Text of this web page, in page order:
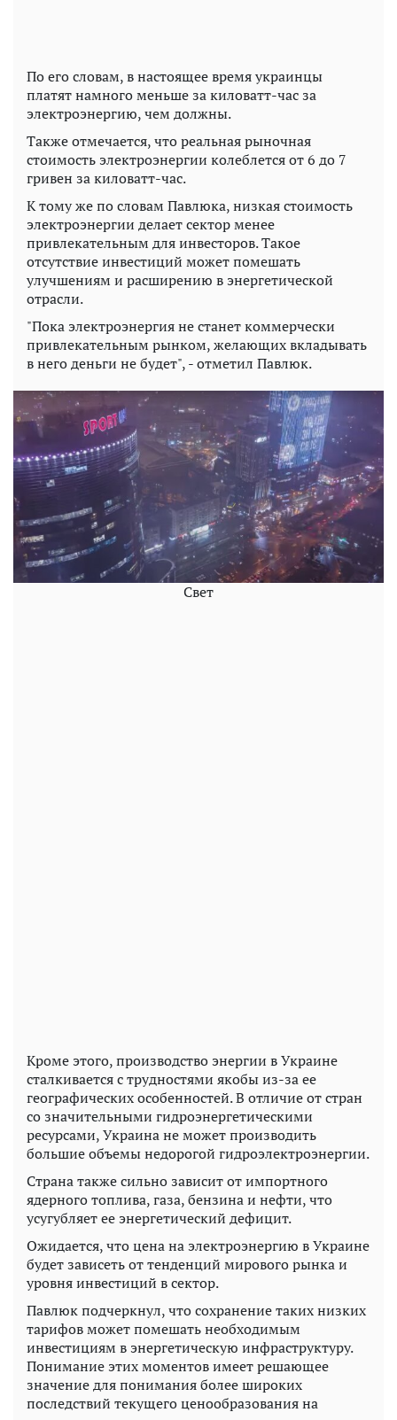
По его словам, в настоящее время украинцы
платят намного меньше за киловатт-час за
электроэнергию, чем должны.
Также отмечается, что реальная рыночная
стоимость электроэнергии колеблется от 6 до 7
гривен за киловатт-час.
К тому же по словам Павлюка, низкая стоимость
электроэнергии делает сектор менее
привлекательным для инвесторов. Такое
отсутствие инвестиций может помешать
улучшениям и расширению в энергетической
отрасли.
"Пока электроэнергия не станет коммерчески
привлекательным рынком, желающих вкладывать
в него деньги не будет", - отметил Павлюк.
Свет
Кроме этого, производство энергии в Украине
сталкивается с трудностями якобы из-за ее
географических особенностей. В отличие от стран
со значительными гидроэнергетическими
ресурсами, Украина не может производить
большие объемы недорогой гидроэлектроэнергии.
Страна также сильно зависит от импортного
ядерного топлива, газа, бензина и нефти, что
усугубляет ее энергетический дефицит.
Ожидается, что цена на электроэнергию в Украине
будет зависеть от тенденций мирового рынка и
уровня инвестиций в сектор.
Павлюк подчеркнул, что сохранение таких низких
тарифов может помешать необходимым
инвестициям в энергетическую инфраструктуру.
Понимание этих моментов имеет решающее
значение для понимания более широких
последствий текущего ценообразования на